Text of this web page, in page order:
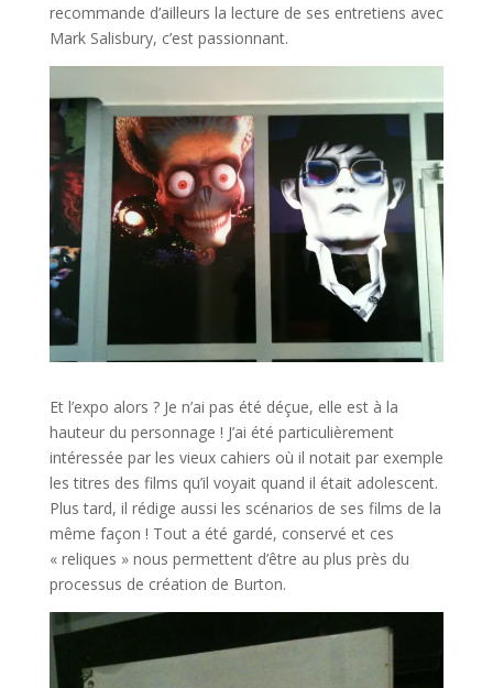
recommande d’ailleurs la lecture de ses entretiens avec
Mark Salisbury, c’est passionnant.
Et l’expo alors ? Je n’ai pas été déçue, elle est à la
hauteur du personnage ! J’ai été particulièrement
intéressée par les vieux cahiers où il notait par exemple
les titres des films qu’il voyait quand il était adolescent.
Plus tard, il rédige aussi les scénarios de ses films de la
même façon ! Tout a été gardé, conservé et ces
« reliques » nous permettent d’être au plus près du
processus de création de Burton.